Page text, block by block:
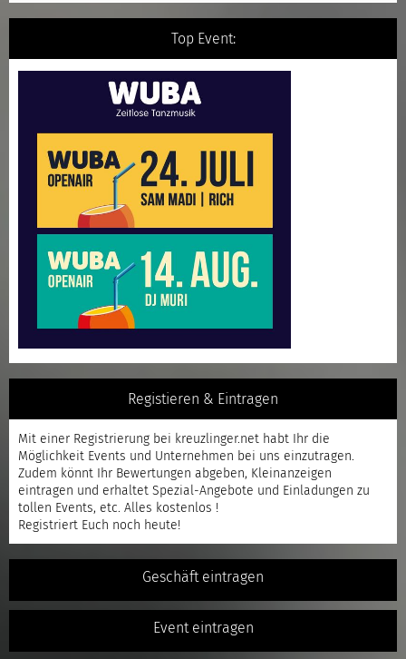
Top Event:
Registieren & Eintragen
Mit einer Registrierung bei kreuzlinger.net habt Ihr die
Möglichkeit Events und Unternehmen bei uns einzutragen.
Zudem könnt Ihr Bewertungen abgeben, Kleinanzeigen
eintragen und erhaltet Spezial-Angebote und Einladungen zu
tollen Events, etc. Alles kostenlos !
Registriert Euch noch heute!
Geschäft eintragen
Event eintragen